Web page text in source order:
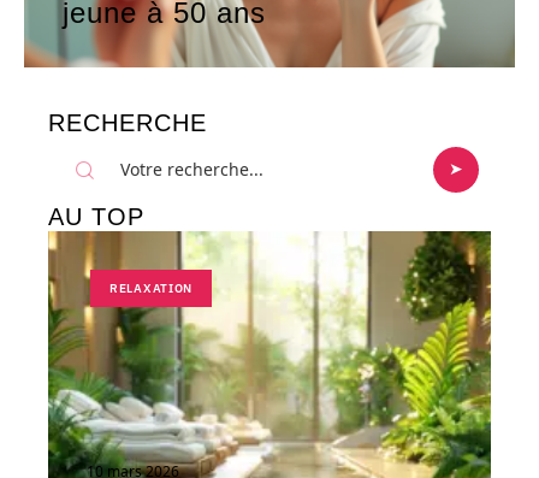
jeune à 50 ans
RECHERCHE
AU TOP
RELAXATION
10 mars 2026